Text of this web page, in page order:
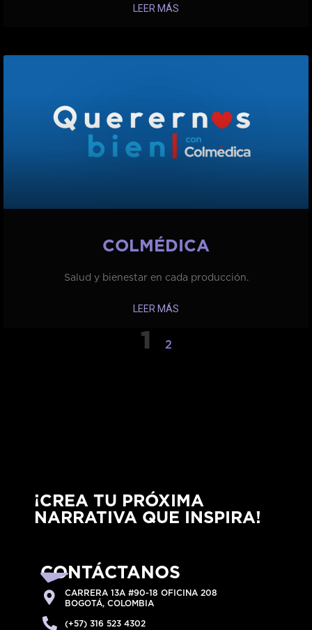
LEER MÁS
COLMÉDICA
Salud y bienestar en cada producción.
LEER MÁS
1 2
¡CREA TU PRÓXIMA
NARRATIVA QUE INSPIRA!
CONTÁCTANOS
CARRERA 13A #90-18 OFICINA 208
BOGOTÁ, COLOMBIA
(+57) 316 523 4302